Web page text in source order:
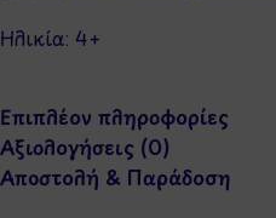
Ηλικία: 4+
Επιπλέον πληροφορίες
Αξιολογήσεις (0)
Αποστολή & Παράδοση